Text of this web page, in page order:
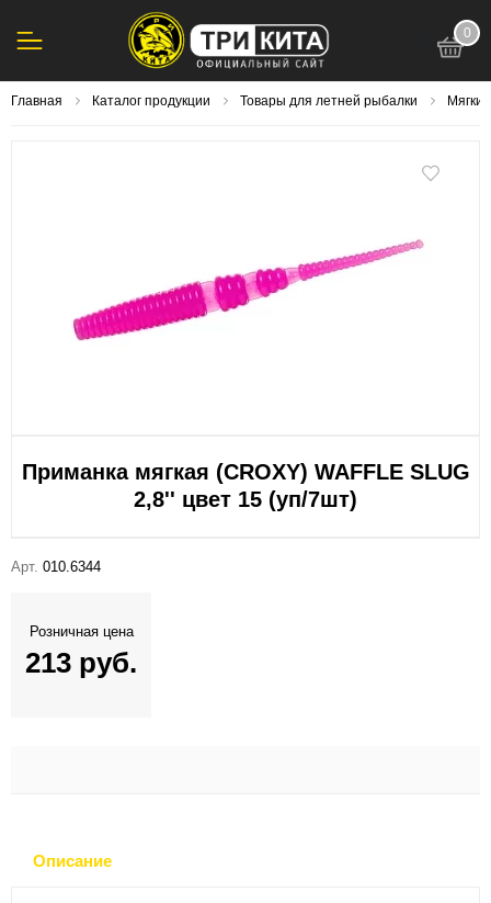
0
Главная Каталог продукции Товары для летней рыбалки
Приманка мягкая (CROXY) WAFFLE SLUG
2,8'' цвет 15 (уп/7шт)
Арт. 010.6344
Розничная цена
213 руб.
Описание